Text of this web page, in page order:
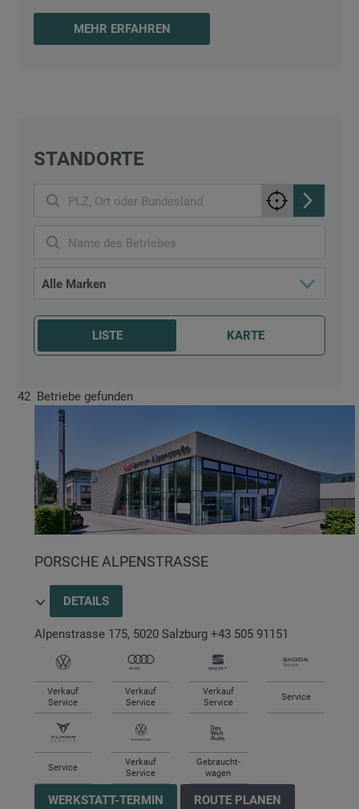
MEHR ERFAHREN
STANDORTE
PLZ, Ort oder Bundesland
Name des Betriebes
Alle Marken
LISTE KARTE
42 Betriebe gefunden
PORSCHE ALPENSTRASSE
DETAILS
Alpenstrasse 175, 5020 Salzburg +43 505 91151
Verkauf
Service
Verkauf
Service
Verkauf
Service
Service
Service
Verkauf
Service
Gebraucht-
wagen
WERKSTATT-TERMIN ROUTE PLANEN